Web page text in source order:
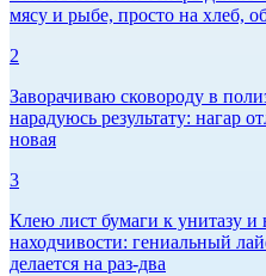
мясу и рыбе, просто на хлеб,
2
Заворачиваю сковороду в
нарадуюсь результату: нагар
новая
3
Клею лист бумаги к унитазу и
находчивости: гениальный
делается на раз-два